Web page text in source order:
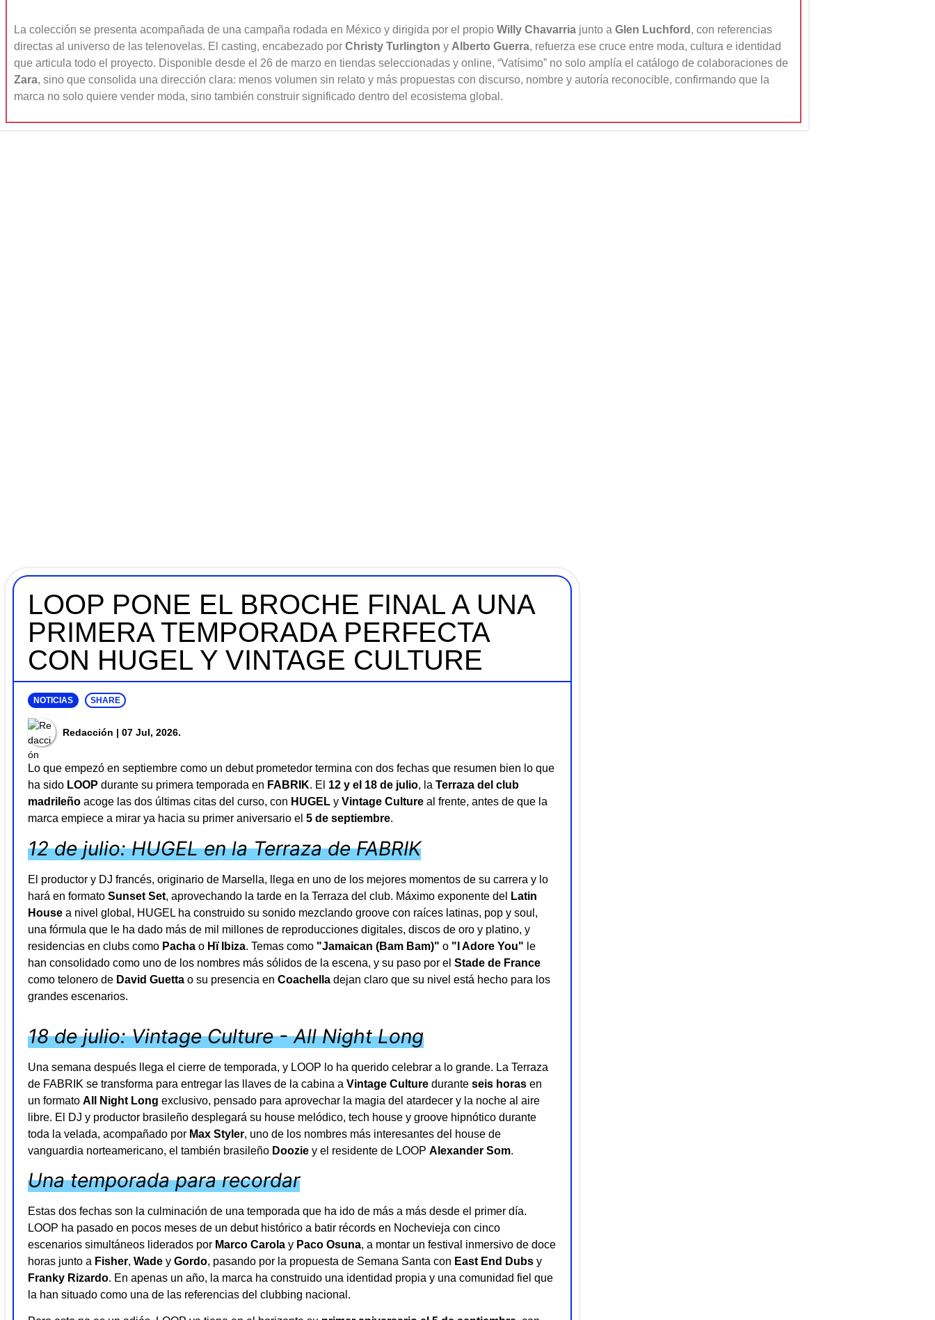
La colección se presenta acompañada de una campaña rodada en México y dirigida por el propio Willy Chavarria junto a Glen Luchford , con referencias
directas al universo de las telenovelas. El casting, encabezado por Christy Turlington y Alberto Guerra, refuerza ese cruce entre moda, cultura e identidad
que articula todo el proyecto. Disponible desde el 26 de marzo en tiendas seleccionadas y online, “Vatísimo” no solo amplía el catálogo de colaboraciones de
Zara, sino que consolida una dirección clara: menos volumen sin relato y más propuestas con discurso, nombre y autoría reconocible, confirmando que la
marca no solo quiere vender moda, sino también construir significado dentro del ecosistema global.
LOOP PONE EL BROCHE FINAL A UNA
PRIMERA TEMPORADA PERFECTA
CON HUGEL Y VINTAGE CULTURE
NOTICIAS SHARE
Redacción | 07 Jul, 2026.
Lo que empezó en septiembre como un debut prometedor termina con dos fechas que resumen bien lo que
ha sido LOOP durante su primera temporada en FABRIK. El 12 y el 18 de julio, la Terraza del club
madrileño acoge las dos últimas citas del curso, con HUGEL y Vintage Culture al frente, antes de que la
marca empiece a mirar ya hacia su primer aniversario el 5 de septiembre.
12 de julio: HUGEL en la Terraza de FABRIK
El productor y DJ francés, originario de Marsella, llega en uno de los mejores momentos de su carrera y lo
hará en formato Sunset Set, aprovechando la tarde en la Terraza del club. Máximo exponente del
Latin
House a nivel global, HUGEL ha construido su sonido mezclando groove con raíces latinas, pop y soul,
una fórmula que le ha dado más de mil millones de reproducciones digitales, discos de oro y platino, y
residencias en clubs como Pacha o Hï Ibiza. Temas como "Jamaican (Bam Bam)" o "I Adore You" le
han consolidado como uno de los nombres más sólidos de la escena, y su paso por el Stade de France
como telonero de David Guetta o su presencia en Coachella dejan claro que su nivel está hecho para los
grandes escenarios.
18 de julio: Vintage Culture - All Night Long
Una semana después llega el cierre de temporada, y LOOP lo ha querido celebrar a lo grande. La Terraza
de FABRIK se transforma para entregar las llaves de la cabina a Vintage Culture durante seis horas en
un formato All Night Long exclusivo, pensado para aprovechar la magia del atardecer y la noche al aire
libre. El DJ y productor brasileño desplegará su house melódico, tech house y groove hipnótico durante
toda la velada, acompañado por Max Styler, uno de los nombres más interesantes del house de
vanguardia norteamericano, el también brasileño Doozie y el residente de LOOP Alexander Som.
Una temporada para recordar
Estas dos fechas son la culminación de una temporada que ha ido de más a más desde el primer día.
LOOP ha pasado en pocos meses de un debut histórico a batir récords en Nochevieja con cinco
escenarios simultáneos liderados por Marco Carola y Paco Osuna, a montar un festival inmersivo de doce
horas junto a Fisher, Wade y Gordo, pasando por la propuesta de Semana Santa con East End Dubs y
Franky Rizardo. En apenas un año, la marca ha construido una identidad propia y una comunidad fiel que
la han situado como una de las referencias del clubbing nacional.